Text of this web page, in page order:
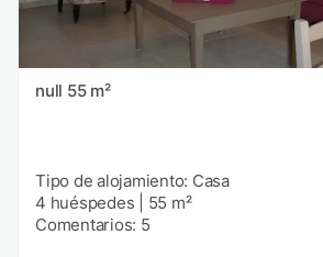
null 55 m²
Tipo de alojamiento: Casa
4 huéspedes
55 m²
Comentarios: 5